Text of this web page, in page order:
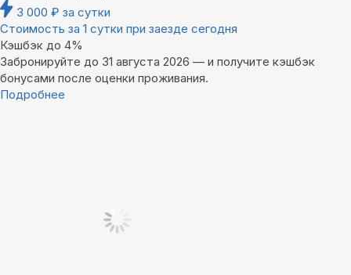
3 000 ₽ за сутки
Стоимость за 1 сутки при заезде сегодня
Кэшбэк до 4%
Забронируйте до 31 августа 2026 — и получите кэшбэк
бонусами после оценки проживания.
Подробнее